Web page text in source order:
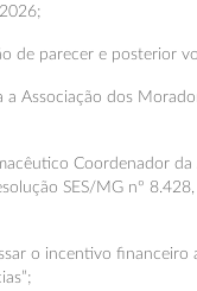
de parecer e posterior
Associação dos
Coordenador
SES/MG nº
o incentivo